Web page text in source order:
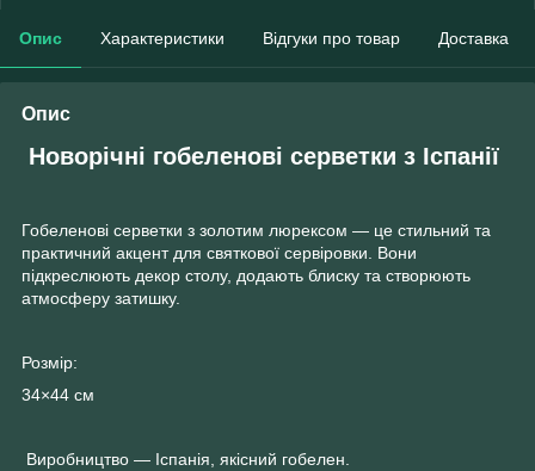
Опис Характеристики Відгуки про товар Доставка
Опис
Новорічні гобеленові серветки з Іспанії
Гобеленові серветки з золотим люрексом — це стильний та
практичний акцент для святкової сервіровки. Вони
підкреслюють декор столу, додають блиску та створюють
атмосферу затишку.
Розмір:
34×44 см
Виробництво — Іспанія, якісний гобелен.